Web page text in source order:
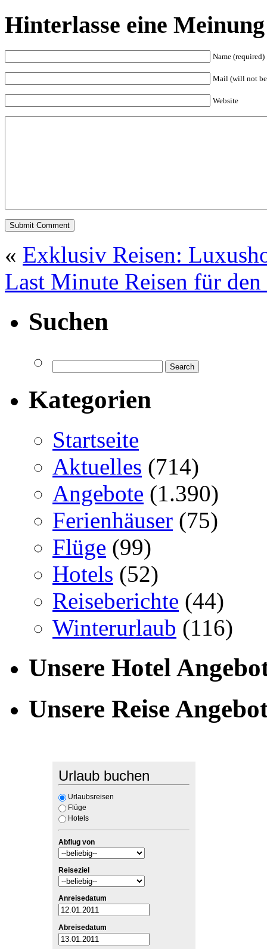
Hinterlasse eine Meinung
Name (required)
Mail (will not
Website
« Exklusiv Reisen:
Last Minute Reisen für
Suchen
Kategorien
Startseite
Aktuelles (714)
Angebote (1.390)
Ferienhäuser (75)
Flüge (99)
Hotels (52)
Reiseberichte (44)
Winterurlaub (116)
Unsere Hotel
Unsere Reise
Urlaub buchen
Urlaubsreisen
Flüge
Hotels
Abflug von
Reiseziel
Anreisedatum
Abreisedatum